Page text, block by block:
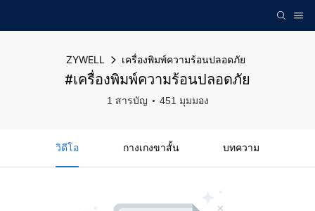
ZYWELL เครื่องพิมพ์ความร้อนปลอดภัย
#เครื่องพิมพ์ความร้อนปลอดภัย
1 สารบัญ 451 มุมมอง
วิดีโอ กางเกงขาสั้น บทความ